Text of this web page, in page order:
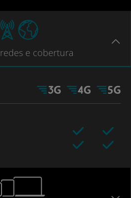
redes e cobertura